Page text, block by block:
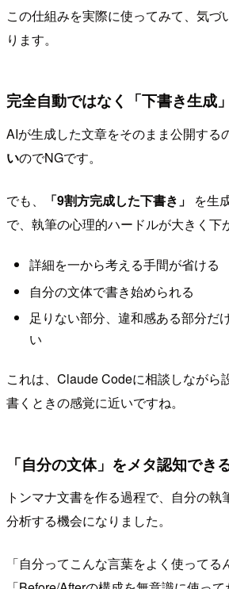
この仕組みを実際に使ってみて、気づ
ります。
完全自動ではなく「下書き生成
AIが生成した文章をそのまま公開する
いのでNGです。
でも、 「9割方完成した下書き」
を生
で、執筆の心理的ハードルが大きく下
詳細を一から考える手間が省ける
自分の文体で書き始められる
足りない部分、違和感ある部分だ
い
これは、Claude Codeに相談しながら
書くときの感覚に近いですね。
「自分の文体」をメタ認知でき
トンマナ文書を作る過程で、自分の執
分析する機会になりました。
「自分ってこんな言葉をよく使ってる